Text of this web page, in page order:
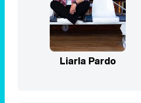
Liarla Pardo